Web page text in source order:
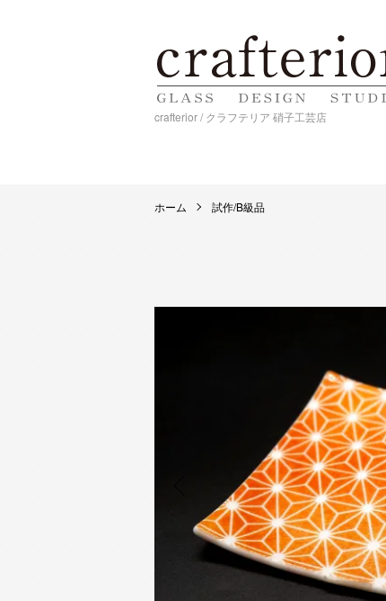
crafterior / クラフテリア 硝子工芸店
ホーム 試作/B級品